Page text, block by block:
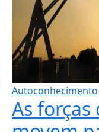
Autoconhecimento
As forças